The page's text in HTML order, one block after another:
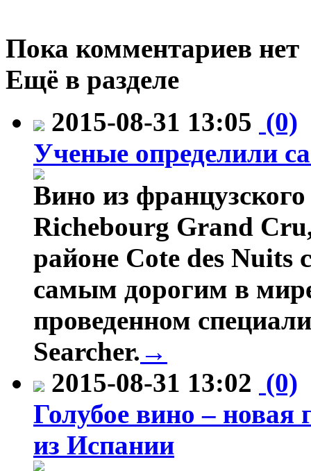
Пока комментариев нет
Ещё в разделе
2015-08-31 13:05 (0)
Ученые определили
Вино из
Richebourg Grand
районе Cote des Nuits
самым дорогим в
проведенном
Searcher. →
2015-08-31 13:02 (0)
Голубое вино – новая
из Испании